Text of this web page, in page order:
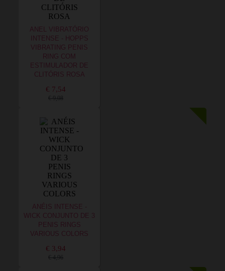
ANEL VIBRATÓRIO
INTENSE - HOPPS
VIBRATING PENIS
RING COM
ESTIMULADOR DE
CLITÓRIS ROSA
€ 7,54
€ 9,08
ANÉIS INTENSE -
WICK CONJUNTO DE 3
PENIS RINGS
VARIOUS COLORS
€ 3,94
€ 4,96